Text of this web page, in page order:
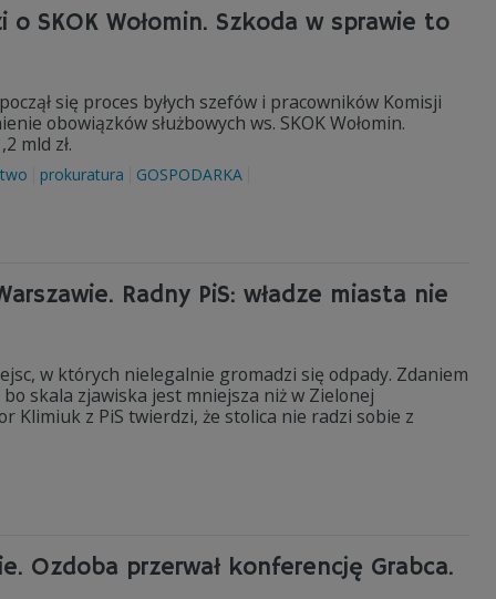
o SKOK Wołomin. Szkoda w sprawie to
się proces byłych szefów i pracowników Komisji
obowiązków służbowych ws. SKOK Wołomin.
mld zł.
prokuratura GOSPODARKA
Radny PiS: władze miasta nie
w których nielegalnie gromadzi się odpady. Zdaniem
skala zjawiska jest mniejsza niż w Zielonej
Klimiuk z PiS twierdzi, że stolica nie radzi sobie z
Ozdoba przerwał konferencję Grabca.